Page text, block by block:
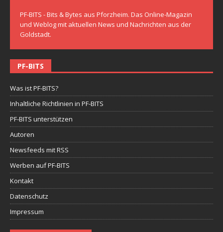
PF-BITS - Bits & Bytes aus Pforzheim. Das Online-Magazin
und Weblog mit aktuellen News und Nachrichten aus der
Goldstadt.
PF-BITS
Was ist PF-BITS?
Inhaltliche Richtlinien in PF-BITS
PF-BITS unterstützen
Autoren
Newsfeeds mit RSS
Werben auf PF-BITS
Kontakt
Datenschutz
Impressum